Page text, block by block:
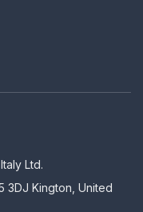
Ltd.
3DJ Kington, United